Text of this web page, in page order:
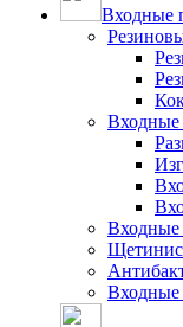
Входные
Входные
Входные